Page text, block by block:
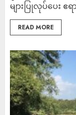
များပြုလုပ်ပေး
READ MORE